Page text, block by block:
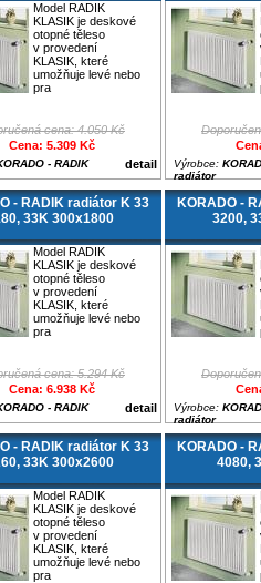
Model RADIK
KLASIK je deskové
otopné těleso
v provedení
KLASIK, které
umožňuje levé nebo
pra
cena: 4.050 Kč
Cena: 5.309 Kč
detail
- RADIK
Výrobce:
radiátor
- RADIK radiátor K 33
33K 300x1800
Model RADIK
KLASIK je deskové
otopné těleso
v provedení
KLASIK, které
umožňuje levé nebo
pra
cena: 5.294 Kč
Cena: 6.938 Kč
detail
- RADIK
KORADO -
3200,
Výrobce:
radiátor
- RADIK radiátor K 33
33K 300x2600
Model RADIK
KLASIK je deskové
otopné těleso
v provedení
KLASIK, které
umožňuje levé nebo
pra
KORADO -
4080,